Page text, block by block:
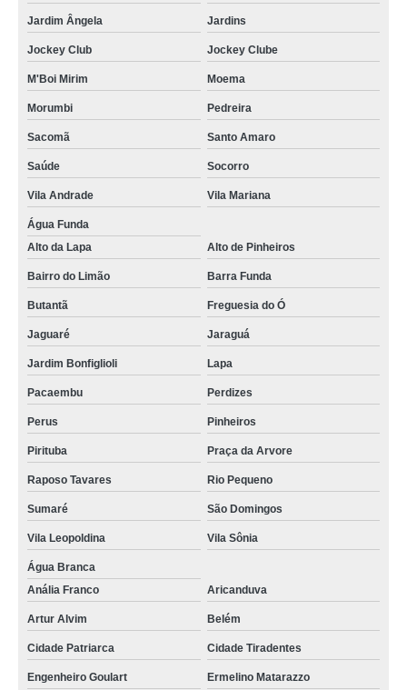
Jardim Ângela Jardins
Jockey Club Jockey Clube
M'Boi Mirim Moema
Morumbi Pedreira
Sacomã Santo Amaro
Saúde Socorro
Vila Andrade Vila Mariana
Água Funda
Alto da Lapa
Alto de Pinheiros
Bairro do Limão Barra Funda
Butantã Freguesia do Ó
Jaguaré Jaraguá
Jardim Bonfiglioli Lapa
Pacaembu Perdizes
Perus Pinheiros
Pirituba Praça da Arvore
Raposo Tavares Rio Pequeno
Sumaré São Domingos
Vila Leopoldina Vila Sônia
Água Branca
Anália Franco
Aricanduva
Artur Alvim Belém
Cidade Patriarca Cidade Tiradentes
Engenheiro Goulart Ermelino Matarazzo